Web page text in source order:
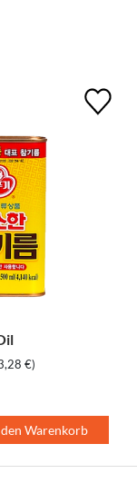
€)
Warenkorb